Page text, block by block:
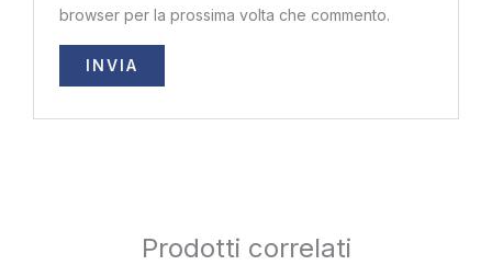
browser per la prossima volta che commento.
Prodotti correlati